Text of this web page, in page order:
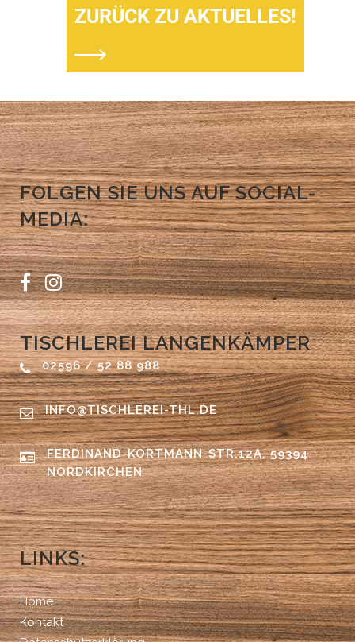
ZURÜCK ZU AKTUELLES!
FOLGEN SIE UNS AUF SOCIAL-
MEDIA:
TISCHLEREI LANGENKÄMPER
02596 / 52 88 988
INFO@TISCHLEREI-THL.DE
FERDINAND-KORTMANN-STR.12A, 59394
NORDKIRCHEN
LINKS:
Home
Kontakt